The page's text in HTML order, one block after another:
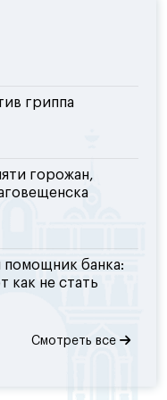
гриппа
горожан,
банка:
как не стать
Смотреть все